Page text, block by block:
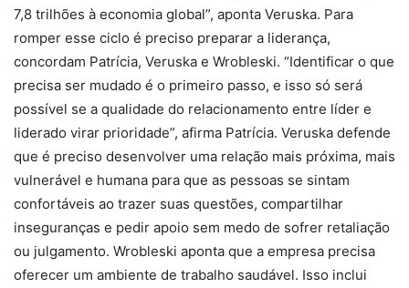
7,8 trilhões à economia global”, aponta Veruska. Para
romper esse ciclo é preciso preparar a liderança,
concordam Patrícia, Veruska e Wrobleski. “Identificar o que
precisa ser mudado é o primeiro passo, e isso só será
possível se a qualidade do relacionamento entre líder e
liderado virar prioridade”, afirma Patrícia. Veruska defende
que é preciso desenvolver uma relação mais próxima, mais
vulnerável e humana para que as pessoas se sintam
confortáveis ao trazer suas questões, compartilhar
inseguranças e pedir apoio sem medo de sofrer retaliação
ou julgamento. Wrobleski aponta que a empresa precisa
oferecer um ambiente de trabalho saudável. Isso inclui